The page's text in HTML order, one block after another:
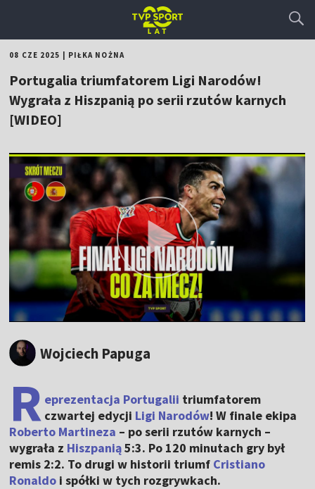
08 CZE 2025 PIŁKA NOŻNA
Portugalia triumfatorem Ligi Narodów!
Wygrała z Hiszpanią po serii rzutów karnych
[WIDEO]
Wojciech Papuga
R eprezentacja Portugalii triumfatorem
czwartej edycji Ligi Narodów! W finale ekipa
Roberto Martineza – po serii rzutów karnych –
wygrała z Hiszpanią5:3. Po 120 minutach gry był
remis 2:2. To drugi w historii triumf Cristiano
Ronaldo i spółki w tych rozgrywkach.